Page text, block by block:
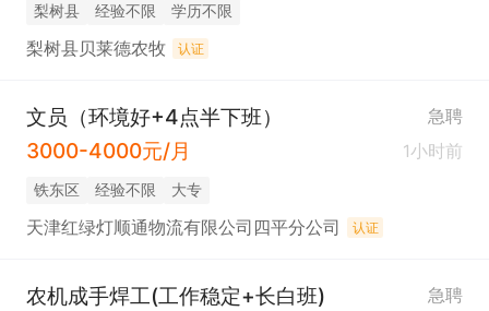
梨树县 经验不限 学历不限
梨树县贝莱德农牧 认证
文员（环境好+4点半下班） 急聘
3000-4000元/月 1小时前
铁东区 经验不限 大专
天津红绿灯顺通物流有限公司四平分公司 认证
农机成手焊工(工作稳定+长白班) 急聘